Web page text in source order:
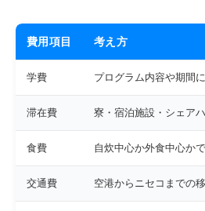
費用項目 考え方
学費 プログラム内容や期間
滞在費 寮・宿泊施設・シェア
食費 自炊中心か外食中心か
交通費 空港からニセコまでの